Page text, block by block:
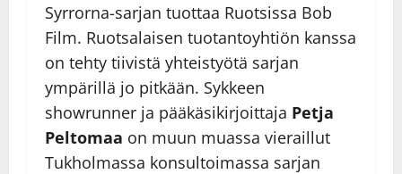
Syrrorna-sarjan tuottaa Ruotsissa Bob
Film. Ruotsalaisen tuotantoyhtiön kanssa
on tehty tiivistä yhteistyötä sarjan
ympärillä jo pitkään. Sykkeen
showrunner ja pääkäsikirjoittaja Petja
Peltomaa on muun muassa vieraillut
Tukholmassa konsultoimassa sarjan